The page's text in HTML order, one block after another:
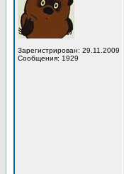
Зарегистрирован: 29.11.2009
Сообщения: 1929